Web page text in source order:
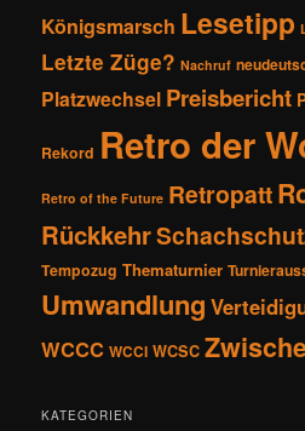
Königsmarsch Lesetipp
Letzte Züge? Nachruf
Platzwechsel Preisbericht
Rekord Retro der
Retro of the Future Retropatt
Rückkehr
Tempozug Thematurnier
Umwandlung
WCCC WCCI WCSC
KATEGORIEN